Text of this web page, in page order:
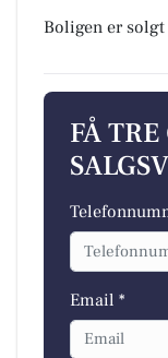
Boligen er
FÅ
Email *